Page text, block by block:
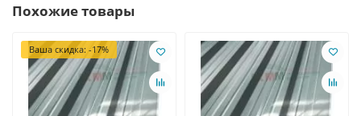
Похожие товары
Ваша скидка: -17%